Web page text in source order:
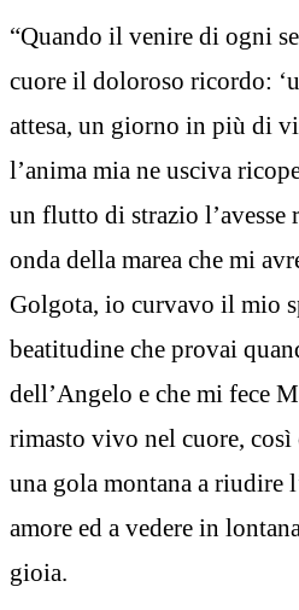
“Quando il venire di ogni
cuore il doloroso ricordo:
attesa, un giorno in più di
l’anima mia ne usciva
un flutto di strazio l’avesse
onda della marea che mi
Golgota, io curvavo il mio
beatitudine che provai
dell’Angelo e che mi fece
rimasto vivo nel cuore, così
una gola montana a riudire
amore ed a vedere in
gioia.